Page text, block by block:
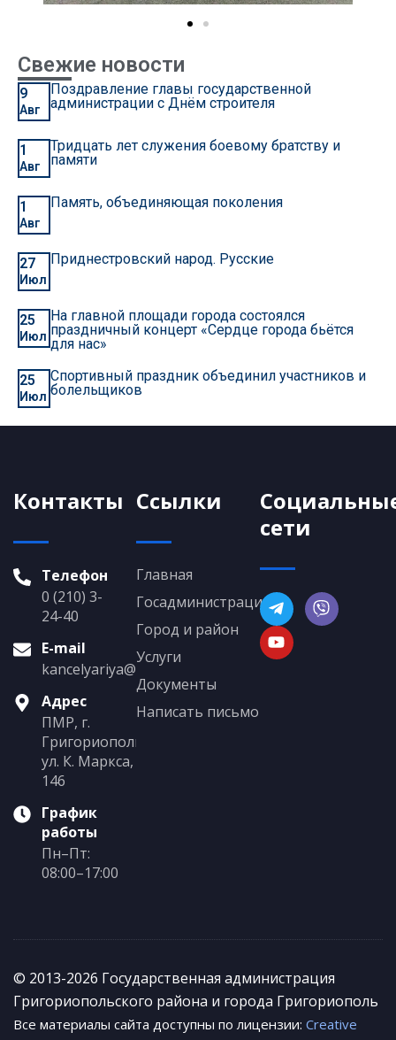
Свежие новости
9
Авг
Поздравление главы государственной
администрации с Днём строителя
1
Авг
Тридцать лет служения боевому братству и
памяти
1
Авг
Память, объединяющая поколения
27
Июл
Приднестровский народ. Русские
25
Июл
На главной площади города состоялся
праздничный концерт «Сердце города бьётся
для нас»
25
Июл
Спортивный праздник объединил участников и
болельщиков
Контакты
Телефон
0 (210) 3-
24-40
E-mail
kancelyariya@grigoriopol.gospmr.org
Адрес
ПМР, г.
Григориополь,
ул. К. Маркса,
146
График
работы
Пн–Пт:
08:00–17:00
Ссылки
Главная
Госадминистрация
Город и район
Услуги
Документы
Написать письмо
сети
© 2013-2026 Государственная администрация
Григориопольского района и города Григориополь
Все материалы сайта доступны по лицензии: Creative